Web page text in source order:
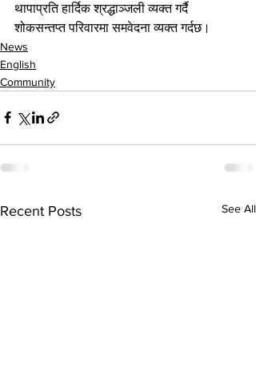
थापाप्रति हार्दिक श्रद्धाञ्जली व्यक्त गर्दै
शोकसन्तप्त परिवारमा समवेदना व्यक्त गर्दछ।
News
English
Community
Recent Posts See All